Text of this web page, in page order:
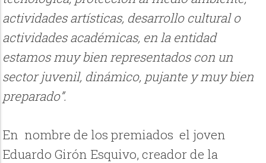
actividades artísticas, desarrollo cultural o
actividades académicas, en la entidad
estamos muy bien representados con un
sector juvenil, dinámico, pujante y muy bien
preparado”.
En nombre de los premiados el joven
Eduardo Girón Esquivo, creador de la